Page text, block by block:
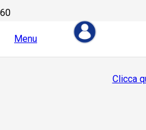
Menu
Devi essere loggato per
Clicca